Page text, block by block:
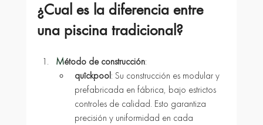
¿Cual es la diferencia entre
una piscina tradicional?
Método de construcción:
quîckpool: Su construcción es modular y
prefabricada en fábrica, bajo estrictos
controles de calidad. Esto garantiza
precisión y uniformidad en cada